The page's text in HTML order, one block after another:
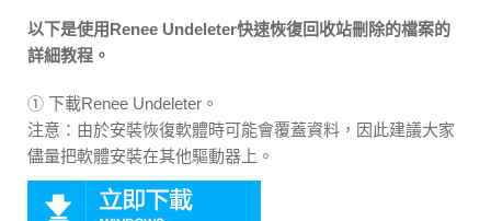
以下是使用Renee Undeleter快速恢復回收站刪除的檔案的
詳細教程。
① 下載Renee Undeleter。
注意：由於安裝恢復軟體時可能會覆蓋資料，因此建議大家
儘量把軟體安裝在其他驅動器上。